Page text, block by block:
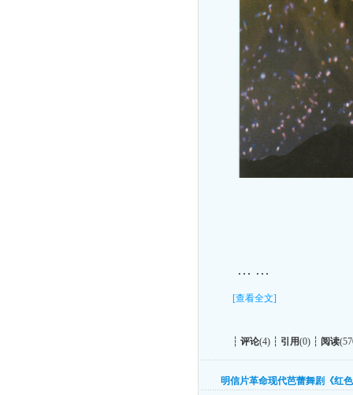
… …
[查看全文]
┆ 评论(4) ┆ 引用(0) ┆ 阅读
明信片革命现代芭蕾舞剧《红